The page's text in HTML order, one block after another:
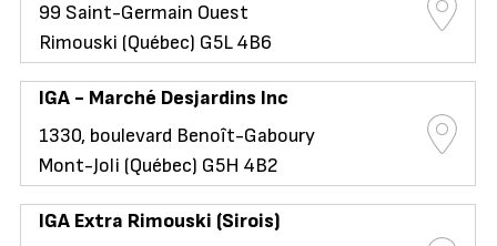
99 Saint-Germain Ouest
Rimouski (Québec) G5L 4B6
IGA - Marché Desjardins Inc
1330, boulevard Benoît-Gaboury
Mont-Joli (Québec) G5H 4B2
IGA Extra Rimouski (Sirois)